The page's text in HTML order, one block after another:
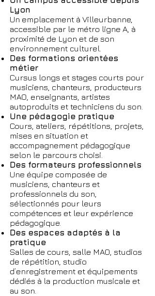
Lyon
Un emplacement à Villeurbanne,
accessible par le métro ligne A, à
proximité de Lyon et de son
environnement culturel.
Des formations orientées
métier
Cursus longs et stages courts pour
musiciens, chanteurs, producteurs
MAO, enseignants, artistes
autoproduits et techniciens du son.
Une pédagogie pratique
Cours, ateliers, répétitions, projets,
mises en situation et
accompagnement pédagogique
selon le parcours choisi.
Des formateurs professionnels
Une équipe composée de
musiciens, chanteurs et
professionnels du son,
sélectionnés pour leurs
compétences et leur expérience
pédagogique.
Des espaces adaptés à la
pratique
Salles de cours, salle MAO, studios
de répétition, studio
d’enregistrement et équipements
dédiés à la production musicale et
au son.